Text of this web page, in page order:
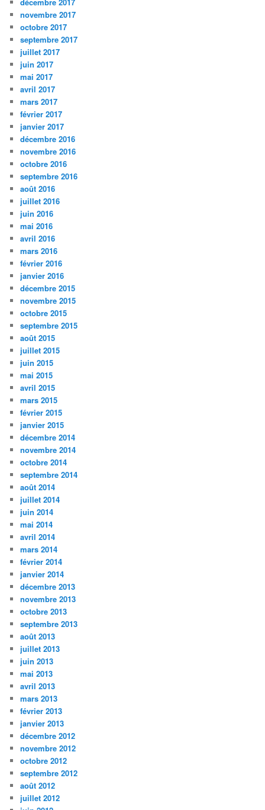
novembre 2017
octobre 2017
septembre 2017
juillet 2017
juin 2017
mai 2017
avril 2017
mars 2017
février 2017
janvier 2017
décembre 2016
novembre 2016
octobre 2016
septembre 2016
août 2016
juillet 2016
juin 2016
mai 2016
avril 2016
mars 2016
février 2016
janvier 2016
décembre 2015
novembre 2015
octobre 2015
septembre 2015
août 2015
juillet 2015
juin 2015
mai 2015
avril 2015
mars 2015
février 2015
janvier 2015
décembre 2014
novembre 2014
octobre 2014
septembre 2014
août 2014
juillet 2014
juin 2014
mai 2014
avril 2014
mars 2014
février 2014
janvier 2014
décembre 2013
novembre 2013
octobre 2013
septembre 2013
août 2013
juillet 2013
juin 2013
mai 2013
avril 2013
mars 2013
février 2013
janvier 2013
décembre 2012
novembre 2012
octobre 2012
septembre 2012
août 2012
juillet 2012